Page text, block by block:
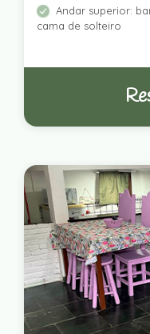
Andar superior:
cama de solteiro